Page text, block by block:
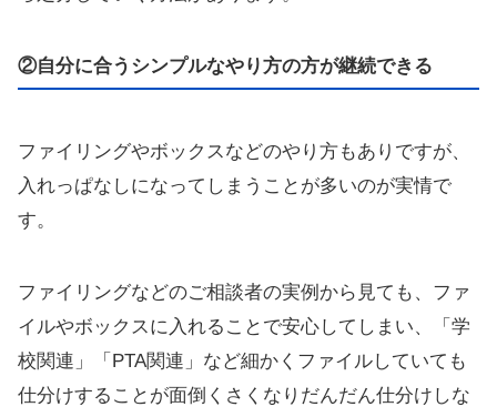
②自分に合うシンプルなやり方の方が継続できる
ファイリングやボックスなどのやり方もありですが、
入れっぱなしになってしまうことが多いのが実情で
す。
ファイリングなどのご相談者の実例から見ても、ファ
イルやボックスに入れることで安心してしまい、「学
校関連」「PTA関連」など細かくファイルしていても
仕分けすることが面倒くさくなりだんだん仕分けしな